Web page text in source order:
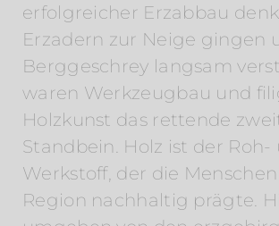
erfolgreicher Erzabbau
Erzadern zur Neige gingen
Berggeschrey langsam
waren Werkzeugbau und
Holzkunst das rettende
Standbein. Holz ist der Roh-
Werkstoff, der die
Region nachhaltig prägte.